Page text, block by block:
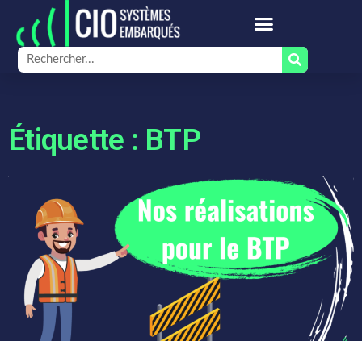
Étiquette : BTP